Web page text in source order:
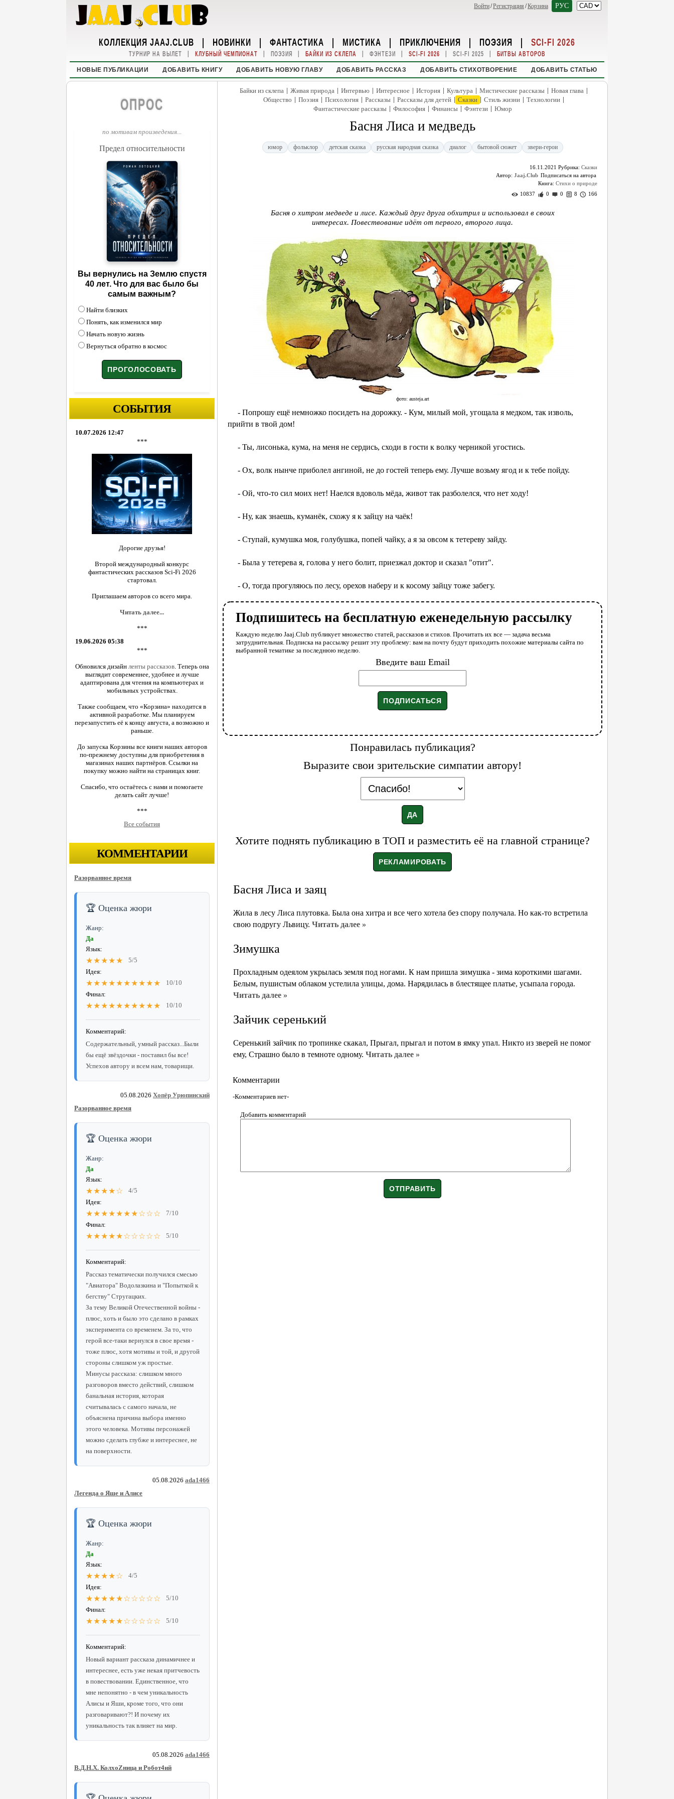
Войти/Регистрация /Корзина РУС
КОЛЛЕКЦИЯ JAAJ.CLUB | НОВИНКИ | ФАНТАСТИКА | МИСТИКА | ПРИКЛЮЧЕНИЯ | ПОЭЗИЯ | SCI-FI 2026
ТУРНИР НА ВЫЛЕТ | КЛУБНЫЙ ЧЕМПИОНАТ | ПОЭЗИЯ | БАЙКИ ИЗ СКЛЕПА | ФЭНТЕЗИ | SCI-FI 2026 | SCI-FI 2025 | БИТВЫ АВТОРОВ
НОВЫЕ ПУБЛИКАЦИИ ДОБАВИТЬ КНИГУ ДОБАВИТЬ НОВУЮ ГЛАВУ ДОБАВИТЬ РАССКАЗ ДОБАВИТЬ СТИХОТВОРЕНИЕ ДОБАВИТЬ СТАТЬЮ
ОПРОС
по мотивам произведения...
Предел относительности
Вы вернулись на Землю спустя
40 лет. Что для вас было бы
самым важным?
Найти близких
Понять, как изменился мир
Начать новую жизнь
Вернуться обратно в космос
СОБЫТИЯ
10.07.2026 12:47
***
Дорогие друзья!
Второй международный конкурс
фантастических рассказов Sci-Fi 2026
стартовал.
Приглашаем авторов со всего мира.
Читать далее...
***
19.06.2026 05:38
***
Обновился дизайн ленты рассказов. Теперь она
выглядит современнее, удобнее и лучше
адаптирована для чтения на компьютерах и
мобильных устройствах.
Также сообщаем, что «Корзина» находится в
активной разработке. Мы планируем
перезапустить её к концу августа, а возможно и
раньше.
До запуска Корзины все книги наших авторов
по-прежнему доступны для приобретения в
магазинах наших партнёров. Ссылки на
покупку можно найти на страницах книг.
Спасибо, что остаётесь с нами и помогаете
делать сайт лучше!
***
Все события
КОММЕНТАРИИ
Разорванное время
🏆 Оценка жюри
Жанр:
Да
Язык:
★★★★★
5/5
Идея:
★★★★★★★★★★
10/10
Финал:
★★★★★★★★★★ 10/10
Комментарий:
Содержательный, умный рассказ...Были
бы ещё звёздочки - поставил бы все!
Успехов автору и всем нам, товарищи.
05.08.2026 Хопёр Урюпинский
Разорванное время
🏆 Оценка жюри
Жанр:
Да
Язык:
★★★★☆
4/5
Идея:
★★★★★★★☆☆☆
7/10
Финал:
★★★★★☆☆☆☆☆ 5/10
Комментарий:
Рассказ тематически получился смесью
"Авиатора" Водолазкина и "Попыткой к
бегству" Стругацких.
За тему Великой Отечественной войны -
плюс, хоть и было это сделано в рамках
эксперимента со временем. За то, что
герой все-таки вернулся в свое время -
тоже плюс, хотя мотивы и той, и другой
стороны слишком уж простые.
Минусы рассказа: слишком много
разговоров вместо действий, слишком
банальная история, которая
считывалась с самого начала, не
объяснена причина выбора именно
этого человека. Мотивы персонажей
можно сделать глубже и интереснее, не
на поверхности.
05.08.2026 ada1466
Легенда о Яше и Алисе
🏆 Оценка жюри
Жанр:
Да
Язык:
★★★★☆
4/5
Идея:
★★★★★☆☆☆☆☆
5/10
Финал:
★★★★★☆☆☆☆☆ 5/10
Комментарий:
Новый вариант рассказа динамичнее и
интереснее, есть уже некая притчевость
в повествовании. Единственное, что
мне непонятно - в чем уникальность
Алисы и Яши, кроме того, что они
разговаривают?! И почему их
уникальность так влияет на мир.
05.08.2026 ada1466
В.Д.Н.Х. КолхоZница и Робот4ий
Байки из склепа | Живая природа | Интервью | Интересное | История | Культура | Мистические рассказы | Новая глава |
Общество | Поэзия | Психология | Рассказы | Рассказы для детей | Сказки | Стиль жизни | Технологии |
Фантастические рассказы | Философия | Финансы | Фэнтези | Юмор
Басня Лиса и медведь
юмор фольклор детская сказка русская народная сказка диалог бытовой сюжет звери-герои
16.11.2021 Рубрика: Сказки
Автор: Jaaj.Club
Книга: Стихи о природе
10837
0 0 8 166
Басня о хитром медведе и лисе. Каждый друг друга обхитрил и использовал в своих
интересах. Повествование идёт от первого, второго лица.
фото: austeja.art
- Попрошу ещё немножко посидеть на дорожку. - Кум, милый мой, угощала я медком, так изволь,
прийти в твой дом!
- Ты, лисонька, кума, на меня не сердись, сходи в гости к волку черникой угостись.
- Ох, волк нынче приболел ангиной, не до гостей теперь ему. Лучше возьму ягод и к тебе пойду.
- Ой, что-то сил моих нет! Наелся вдоволь мёда, живот так разболелся, что нет ходу!
- Ну, как знаешь, куманёк, схожу я к зайцу на чаёк!
- Ступай, кумушка моя, голубушка, попей чайку, а я за овсом к тетереву зайду.
- Была у тетерева я, голова у него болит, приезжал доктор и сказал "отит".
- О, тогда прогуляюсь по лесу, орехов наберу и к косому зайцу тоже забегу.
Подпишитесь на бесплатную еженедельную рассылку
Каждую неделю Jaaj.Club публикует множество статей, рассказов и стихов. Прочитать их все — задача весьма
затруднительная. Подписка на рассылку решит эту проблему: вам на почту будут приходить похожие материалы сайта по
выбранной тематике за последнюю неделю.
Введите ваш Email
Понравилась публикация?
Выразите свои зрительские симпатии автору!
Хотите поднять публикацию в ТОП и разместить её на главной странице?
Басня Лиса и заяц
Жила в лесу Лиса плутовка. Была она хитра и все чего хотела без спору получала. Но как-то встретила
свою подругу Львицу. Читать далее »
Зимушка
Прохладным одеялом укрылась земля под ногами. К нам пришла зимушка - зима короткими шагами.
Белым, пушистым облаком устелила улицы, дома. Нарядилась в блестящее платье, усыпала города.
Читать далее »
Зайчик серенький
Серенький зайчик по тропинке скакал, Прыгал, прыгал и потом в ямку упал. Никто из зверей не помог
ему, Страшно было в темноте одному. Читать далее »
Комментарии
-Комментариев нет-
Добавить комментарий